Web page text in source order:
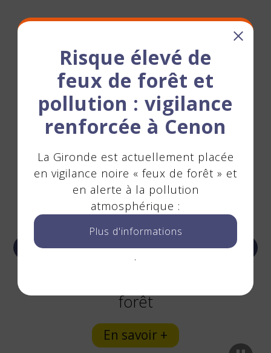
À la une
Previous
forêt
En savoir +
Next
Risque élevé de
feux de forêt et
pollution : vigilance
renforcée à Cenon
La Gironde est actuellement placée
en vigilance noire « feux de forêt » et
en alerte à la pollution
atmosphérique :
Plus d'informations
.